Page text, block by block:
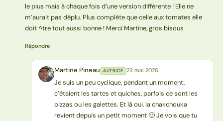
le plus mais à chaque fois d’une version différente ! Elle ne
m’aurait pas déplu. Plus complète que celle aux tomates elle
doit ^tre tout aussi bonne ! Merci Martine, gros bisous
Répondre
MP Martine Pineau AUTRICE 23 mai 2025
Je suis un peu cyclique, pendant un moment,
c’étaient les tartes et quiches, parfois ce sont les
pizzas ou les galettes. Et là oui, la chakchouka
revient depuis un petit moment 🙂 Je vois que tu